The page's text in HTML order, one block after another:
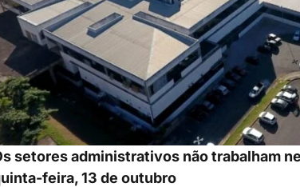
setores administrativos não trabalham
feira, 13 de outubro